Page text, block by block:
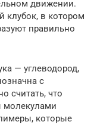
движении.
клубок, в котором
правильно
— углеводород,
с
считать, что
молекулами
которые